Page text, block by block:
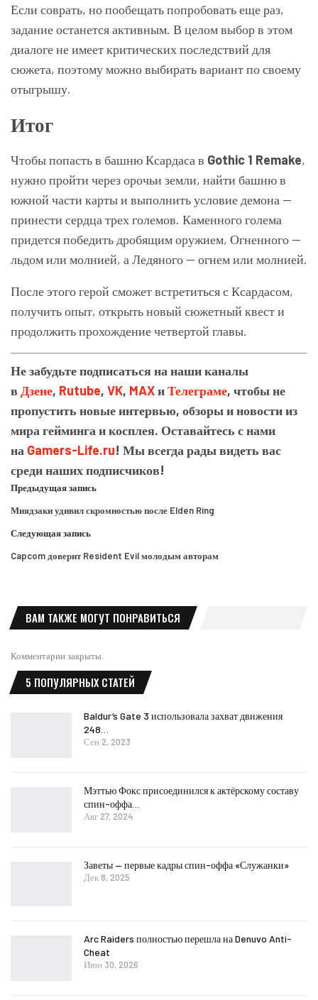
Если соврать, но пообещать попробовать еще раз,
задание останется активным. В целом выбор в этом
диалоге не имеет критических последствий для
сюжета, поэтому можно выбирать вариант по своему
отыгрышу.
Итог
Чтобы попасть в башню Ксардаса в Gothic 1 Remake,
нужно пройти через орочьи земли, найти башню в
южной части карты и выполнить условие демона —
принести сердца трех големов. Каменного голема
придется победить дробящим оружием, Огненного —
льдом или молнией, а Ледяного — огнем или молнией.
После этого герой сможет встретиться с Ксардасом,
получить опыт, открыть новый сюжетный квест и
продолжить прохождение четвертой главы.
Не забудьте подписаться на наши каналы
в Дзене, Rutube, VK, MAXиТелеграме, чтобы не
пропустить новые интервью, обзоры и новости из
мира гейминга и косплея. Оставайтесь с нами
на Gamers-Life.ru! Мы всегда рады видеть вас
среди наших подписчиков!
Предыдущая запись
Миядзаки удивил скромностью после Elden Ring
Следующая запись
Capcom доверит Resident Evil молодым авторам
ВАМ ТАКЖЕ МОГУТ ПОНРАВИТЬСЯ
Комментарии закрыты.
5 ПОПУЛЯРНЫХ СТАТЕЙ
Baldur’s Gate 3 использовала захват движения
248…
Сен 2, 2023
Мэттью Фокс присоединился к актёрскому составу
спин-оффа…
Авг 27, 2024
Заветы — первые кадры спин-оффа «Служанки»
Дек 8, 2025
Arc Raiders полностью перешла на Denuvo Anti-
Cheat
Июн 30, 2026